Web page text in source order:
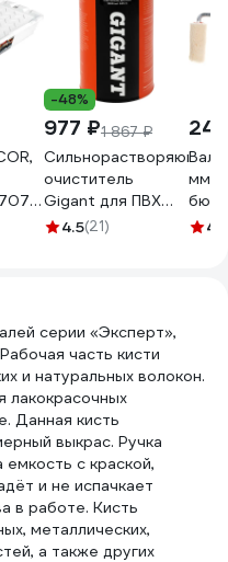
-48%
977 ₽1 867 ₽
Сильнорастворяющий
очиститель
Gigant для ПВХ
1000 мл GPC-5
4.5(21)
мм,
5 4.8
серии «Эксперт»,
часть кисти
и натуральных волокон.
лакокрасочных
Данная кисть
выкрас. Ручка
с краской,
и не испачкает
в работе. Кисть
металлических,
а также других